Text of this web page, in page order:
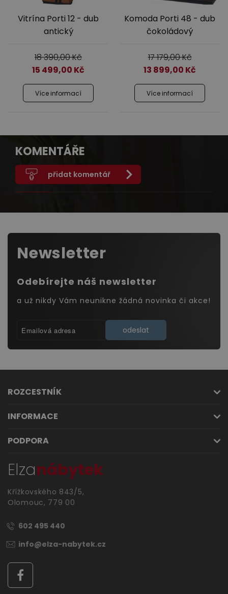
Vitrína Porti 12 - dub
antický
18 390,00Kč
15 499,00 Kč
Více informací
Komoda Porti 48 - dub
čokoládový
17 179,00Kč
13 899,00 Kč
Více informací
KOMENTÁŘE
přidat komentář
Newsletter
Odebírejte náš newsletter
a už nikdy Vám neunikne žádná novinka či akce!
odeslat
ROZCESTNÍK
INFORMACE
PODPORA
Elzanábytek
Křížkovského 843/5,
Olomouc, 779 00
602 495 440
info@elza-nabytek.cz